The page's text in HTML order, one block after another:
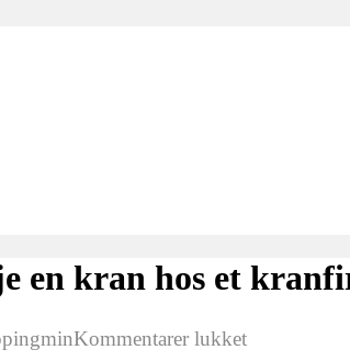
en kran hos et
Kommentarer lukkettil